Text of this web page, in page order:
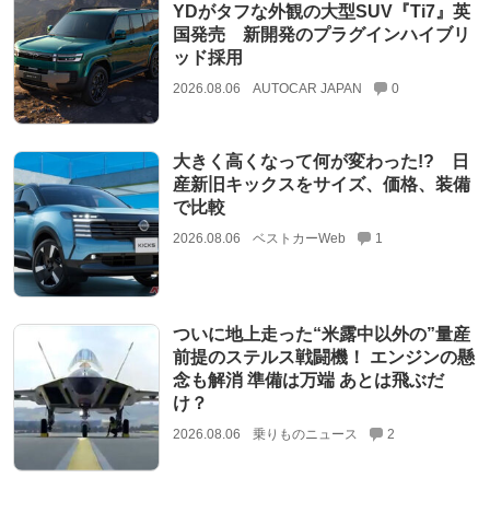
YDがタフな外観の大型SUV『Ti7』英
国発売 新開発のプラグインハイブリ
ッド採用
2026.08.06 AUTOCAR JAPAN 0
大きく高くなって何が変わった!? 日
産新旧キックスをサイズ、価格、装備
で比較
2026.08.06 ベストカーWeb 1
ついに地上走った“米露中以外の”量産
前提のステルス戦闘機！ エンジンの懸
念も解消 準備は万端 あとは飛ぶだ
け？
2026.08.06 乗りものニュース 2